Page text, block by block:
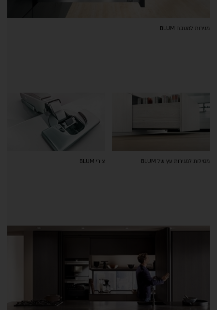
מגירות למטבח BLUM
מסילות למגירות עץ של BLUM צירי BLUM